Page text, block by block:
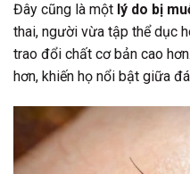
Đây cũng là một lý do bị
thai, người vừa tập thể dục
trao đổi chất cơ bản cao
hơn, khiến họ nổi bật giữa